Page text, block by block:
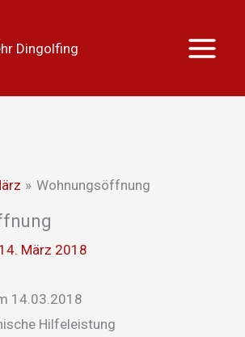
Dingolfing
Wohnungsöffnung
14. März 2018
14.03.2018
Hilfeleistung